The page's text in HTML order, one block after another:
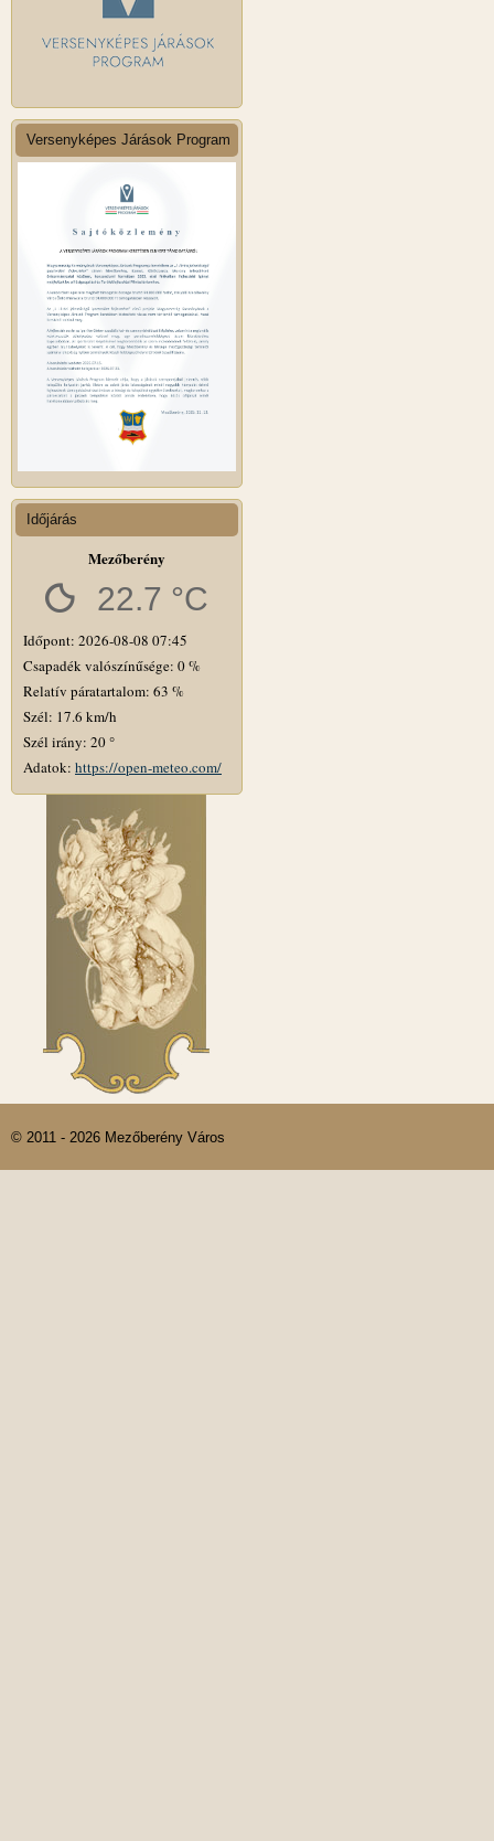
Versenyképes Járások Program
Időjárás
Mezőberény
22.7 °C
Időpont: 2026-08-08 07:45
Csapadék valószínűsége: 0 %
Relatív páratartalom: 63 %
Szél: 17.6 km/h
Szél irány: 20 °
Adatok: https://open-meteo.com/
© 2011 - 2026 Mezőberény Város